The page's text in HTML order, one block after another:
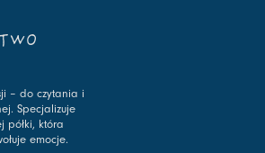
– do czytania i
Specjalizuje
półki, która
emocje.